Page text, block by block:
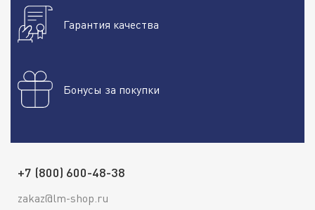
Гарантия качества
Бонусы за покупки
+7 (800) 600-48-38
zakaz@lm-shop.ru